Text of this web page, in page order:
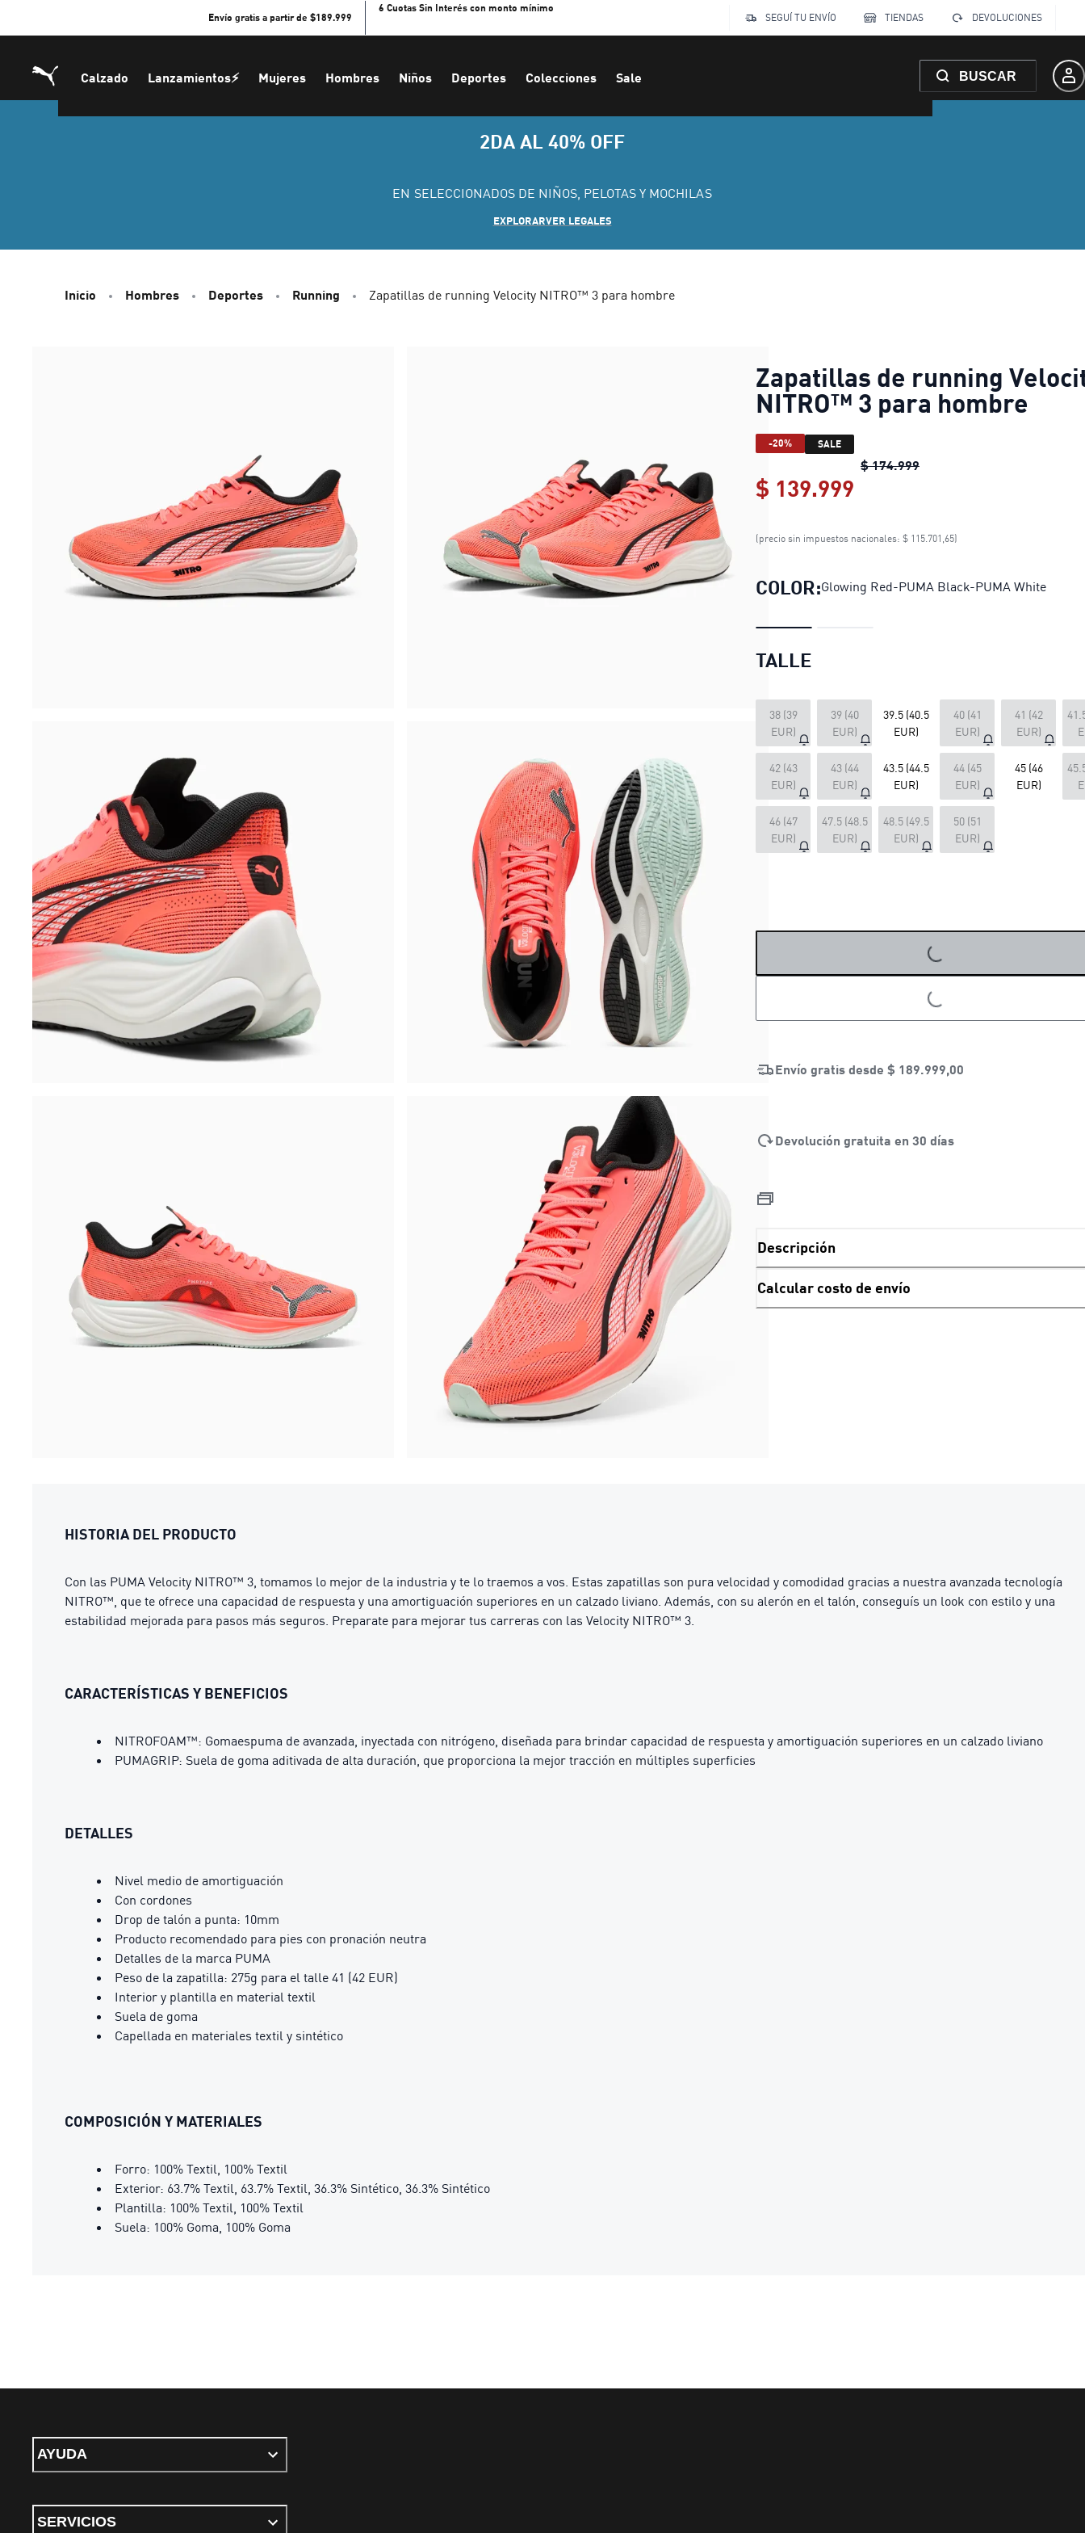
Envío gratis a partir de $189.999
6 Cuotas Sin Interés con monto mínimo
SEGUÍ TU ENVÍO
TIENDAS DEVOLUCIONES
Calzado Lanzamientos⚡ Mujeres Hombres Niños Deportes Colecciones Sale BUSCAR
2DA AL 40% OFF
EN SELECCIONADOS DE NIÑOS, PELOTAS Y MOCHILAS
EXPLORARVER LEGALES
Inicio Hombres Deportes Running Zapatillas de running Velocity NITRO™ 3 para hombre
Zapatillas de running
NITRO™ 3 para hombre
-20% SALE
$ 174.999Zapatillas de running
$ 139.999
Zapatillas de running
(precio sin impuestos nacionales: $ 115.701,65)
COLOR:Glowing Red-PUMA Black-PUMA White
TALLE
38 (39
EUR)
39 (40
EUR)
39.5 (40.5
EUR)
40 (41
EUR)
41 (42
EUR)
42 (43
EUR)
43 (44
EUR)
43.5 (44.5
EUR)
44 (45
EUR)
45 (46
EUR)
46 (47
EUR)
47.5 (48.5
EUR)
48.5 (49.5
EUR)
50 (51
EUR)
LOADING...
LOADING...
Envío gratis desde $ 189.999,00
Devolución gratuita en 30 días
Descripción
Calcular costo de envío
HISTORIA DEL PRODUCTO
Con las PUMA Velocity NITRO™ 3, tomamos lo mejor de la industria y te lo traemos a vos. Estas zapatillas son pura velocidad y comodidad gracias a nuestra avanzada tecnología
NITRO™, que te ofrece una capacidad de respuesta y una amortiguación superiores en un calzado liviano. Además, con su alerón en el talón, conseguís un look con estilo y una
estabilidad mejorada para pasos más seguros. Preparate para mejorar tus carreras con las Velocity NITRO™ 3.
CARACTERÍSTICAS Y BENEFICIOS
NITROFOAM™: Gomaespuma de avanzada, inyectada con nitrógeno, diseñada para brindar capacidad de respuesta y amortiguación superiores en un calzado liviano
PUMAGRIP: Suela de goma aditivada de alta duración, que proporciona la mejor tracción en múltiples superficies
DETALLES
Nivel medio de amortiguación
Con cordones
Drop de talón a punta: 10mm
Producto recomendado para pies con pronación neutra
Detalles de la marca PUMA
Peso de la zapatilla: 275g para el talle 41 (42 EUR)
Interior y plantilla en material textil
Suela de goma
Capellada en materiales textil y sintético
COMPOSICIÓN Y MATERIALES
Forro: 100% Textil, 100% Textil
Exterior: 63.7% Textil, 63.7% Textil, 36.3% Sintético, 36.3% Sintético
Plantilla: 100% Textil, 100% Textil
Suela: 100% Goma, 100% Goma
AYUDA
SERVICIOS